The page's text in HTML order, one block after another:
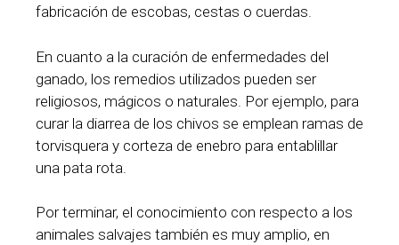
fabricación de escobas, cestas o cuerdas.
En cuanto a la curación de enfermedades del
ganado, los remedios utilizados pueden ser
religiosos, mágicos o naturales. Por ejemplo, para
curar la diarrea de los chivos se emplean ramas de
torvisquera y corteza de enebro para entablillar
una pata rota.
Por terminar, el conocimiento con respecto a los
animales salvajes también es muy amplio, en